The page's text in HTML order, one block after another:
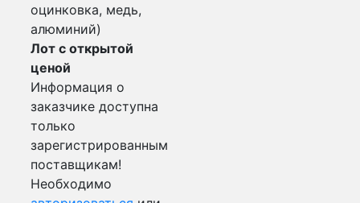
оцинковка, медь,
алюминий)
Лот с открытой
ценой
Информация о
заказчике доступна
только
зарегистрированным
поставщикам!
Необходимо